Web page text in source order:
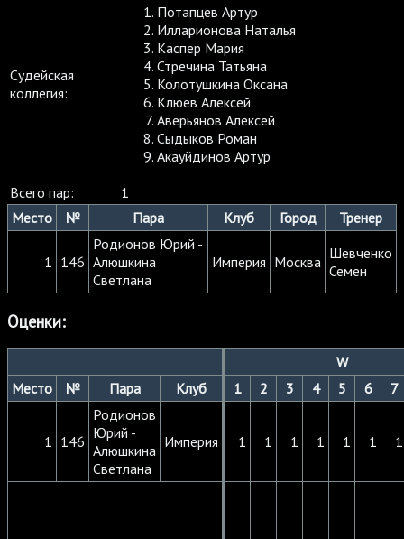
Судейская
коллегия:
Потапцев Артур
Илларионова Наталья
Каспер Мария
Стречина Татьяна
Колотушкина Оксана
Клюев Алексей
Аверьянов Алексей
Сыдыков Роман
Акауйдинов Артур
Всего пар:
1
Место
№ Пара Клуб Город Тренер
1 146
Родионов Юрий -
Алюшкина
Светлана
Империя Москва Шевченко
Семен
Оценки:
W
Место
№ Пара Клуб 1 2 3 4 5 6 7
1 146
Родионов
Юрий -
Алюшкина
Светлана
Империя 1 1 1 1 1 1 1